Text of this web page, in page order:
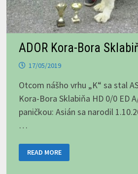
ADOR Kora-Bora
17/05/2019
Otcom nášho vrhu „K“ sa stal
Kora-Bora Sklabiňa HD 0/0 ED
paničkou: Asián sa narodil
…
ADOR
KORA-
BORA
READ MORE